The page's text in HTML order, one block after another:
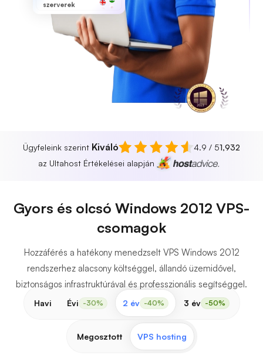
szerverek
Ügyfeleink szerint Kiváló 4.9 / 51,932
az Ultahost Értékelései alapján
Gyors és olcsó Windows 2012 VPS-
csomagok
Hozzáférés a hatékony menedzselt VPS Windows 2012
rendszerhez alacsony költséggel, állandó üzemidővel,
biztonságos infrastruktúrával és professzionális segítséggel.
Havi Évi -30% 2 év -40% 3 év -50%
Megosztott VPS hosting